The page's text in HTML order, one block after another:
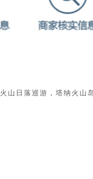
日落巡游，塔纳火山